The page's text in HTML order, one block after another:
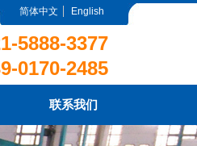
简体中文 English
5888-3377
0170-2485
联系我们